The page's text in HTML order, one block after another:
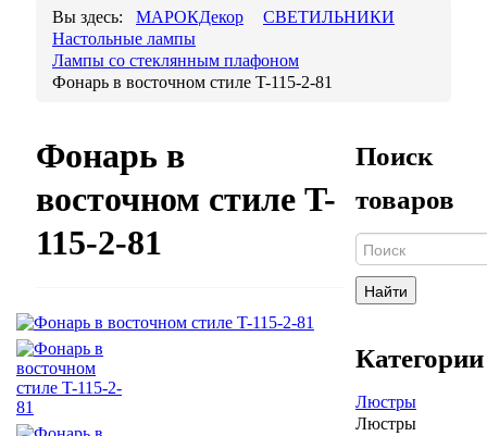
Вы здесь: МАРОКДекор
СВЕТИЛЬНИКИ
Настольные лампы
Лампы со стеклянным плафоном
Фонарь в восточном стиле T-115-2-81
Фонарь в
восточном стиле T-
115-2-81
Поиск
товаров
Найти
Категории
Люстры
Люстры